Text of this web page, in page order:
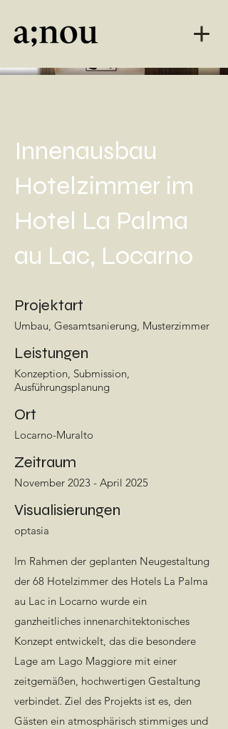
Innenausbau
Hotelzimmer im
Hotel La Palma
au Lac, Locarno
Projektart
Umbau, Gesamtsanierung, Musterzimmer
Leistungen
Konzeption, Submission,
Ausführungsplanung
Ort
Locarno-Muralto
Zeitraum
November 2023 - April 2025
Visualisierungen
optasia
Im Rahmen der geplanten Neugestaltung
der 68 Hotelzimmer des Hotels La Palma
au Lac in Locarno wurde ein
ganzheitliches innenarchitektonisches
Konzept entwickelt, das die besondere
Lage am Lago Maggiore mit einer
zeitgemäßen, hochwertigen Gestaltung
verbindet. Ziel des Projekts ist es, den
Gästen ein atmosphärisch stimmiges und